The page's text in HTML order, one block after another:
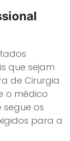
que sejam
de Cirurgia
o médico
os
para a